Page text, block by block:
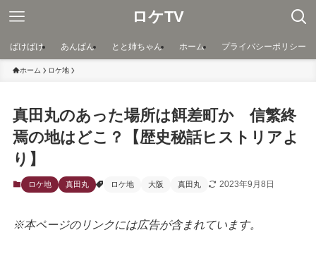
ロケTV
ばけばけ あんぱん とと姉ちゃん ホーム プライバシーポリシー
ホーム ロケ地
真田丸のあった場所は餌差町か 信繁終
焉の地はどこ？【歴史秘話ヒストリアよ
り】
ロケ地 真田丸 ロケ地 大阪 真田丸 2023年9月8日
※本ページのリンクには広告が含まれています。